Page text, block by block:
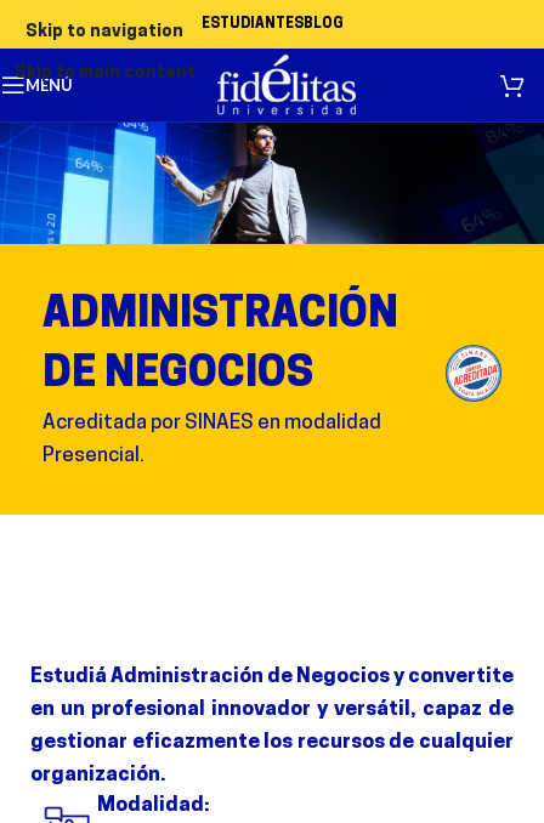
Skip to navigation
Skip to main content
ESTUDIANTESBLOG
MENÚ
ADMINISTRACIÓN
DE NEGOCIOS
Acreditada por SINAES en modalidad
Presencial.
Estudiá Administración de Negocios y convertite
en un profesional innovador y versátil, capaz de
gestionar eficazmente los recursos de cualquier
organización.
Modalidad: